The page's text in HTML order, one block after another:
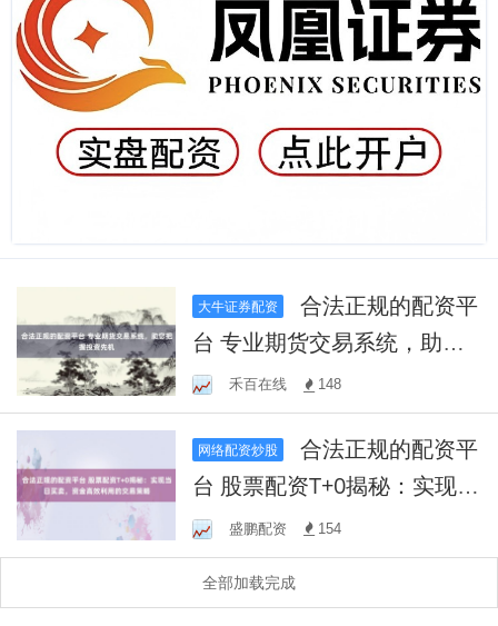
大牛证券配资
合法正规的配资平
台 专业期货交易系统，助您
把握投资先机
禾百在线 148
网络配资炒股
合法正规的配资平
台 股票配资T+0揭秘：实现当
日买卖，资金高效利用的交
易策略
盛鹏配资 154
全部加载完成